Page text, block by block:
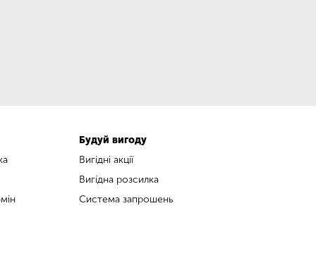
Будуй вигоду
Вигідні акції
Вигідна розсилка
Система запрошень